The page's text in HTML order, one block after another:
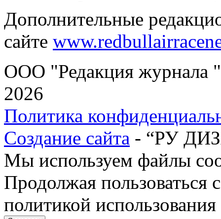
Дополнительные
сайте
ООО "Редакция журнала
2026
Политика
Создание сайта - “РУ
Мы используем файлы
Продолжая пользоваться
политикой